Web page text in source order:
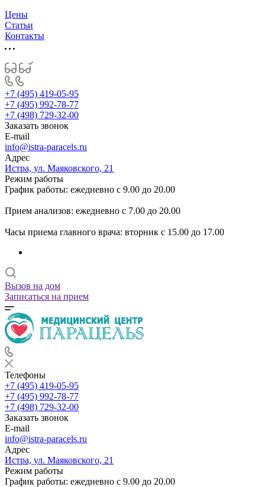
Цены
Статьи
Контакты
+7 (495) 419-05-95
+7 (495) 992-78-77
+7 (498) 729-32-00
Заказать звонок
E-mail
info@istra-paracels.ru
Адрес
Истра, ул. Маяковского, 21
Режим работы
График работы: ежедневно с 9.00 до 20.00
Прием анализов: ежедневно с 7.00 до 20.00
Часы приема главного врача: вторник с 15.00 до 17.00
Вызов на дом
Записаться на прием
Телефоны
+7 (495) 419-05-95
+7 (495) 992-78-77
+7 (498) 729-32-00
Заказать звонок
E-mail
info@istra-paracels.ru
Адрес
Истра, ул. Маяковского, 21
Режим работы
График работы: ежедневно с 9.00 до 20.00